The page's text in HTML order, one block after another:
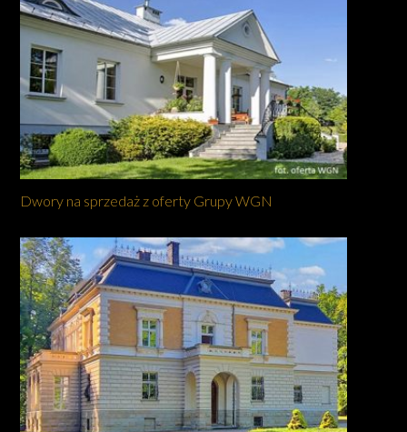
Dwory na sprzedaż z oferty Grupy WGN